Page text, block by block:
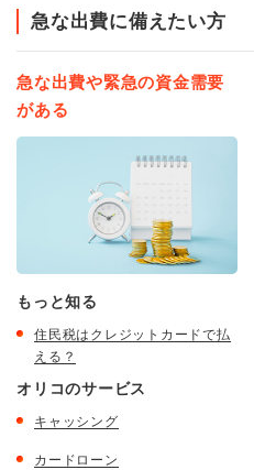
急な出費に備えたい方
急な出費や緊急の資金需要
がある
もっと知る
住民税はクレジットカードで払
える？
オリコのサービス
キャッシング
カードローン